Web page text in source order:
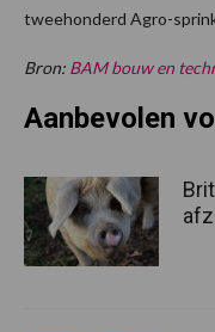
tweehonderd Agro-
Bron: BAM bouw en
Aanbevolen